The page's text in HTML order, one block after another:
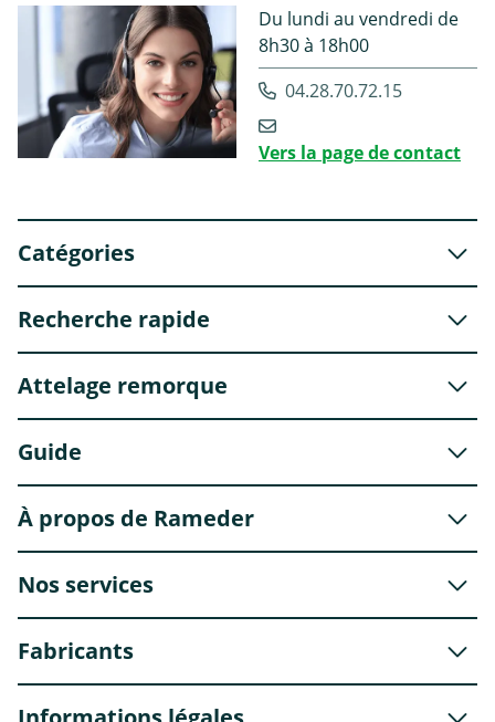
Du lundi au vendredi de
8h30 à 18h00
04.28.70.72.15
Vers la page de contact
Catégories
Recherche rapide
Attelage remorque
Guide
À propos de Rameder
Nos services
Fabricants